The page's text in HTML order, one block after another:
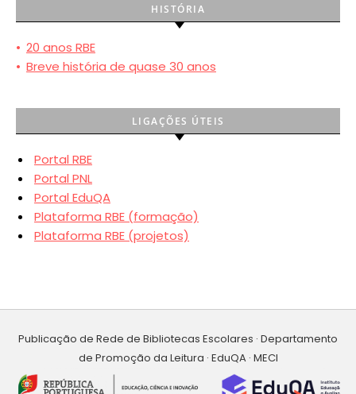
HISTÓRIA
• 20 anos RBE
• Breve história de quase 30 anos
LIGAÇÕES ÚTEIS
Portal RBE
Portal PNL
Portal EduQA
Plataforma RBE (formação)
Plataforma RBE (projetos)
Publicação de Rede de Bibliotecas Escolares · Departamento
de Promoção da Leitura · EduQA · MECI